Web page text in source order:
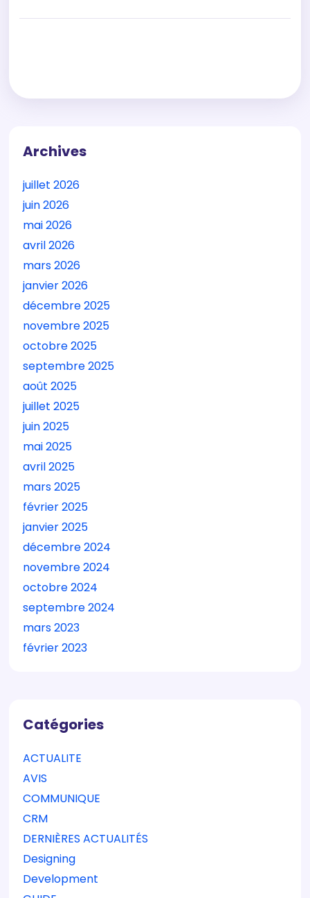
Archives
juillet 2026
juin 2026
mai 2026
avril 2026
mars 2026
janvier 2026
décembre 2025
novembre 2025
octobre 2025
septembre 2025
août 2025
juillet 2025
juin 2025
mai 2025
avril 2025
mars 2025
février 2025
janvier 2025
décembre 2024
novembre 2024
octobre 2024
septembre 2024
mars 2023
février 2023
Catégories
ACTUALITE
AVIS
COMMUNIQUE
CRM
DERNIÈRES ACTUALITÉS
Designing
Development